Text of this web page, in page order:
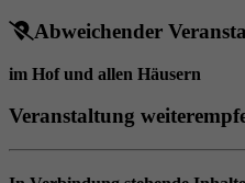
Abweichender
im Hof und allen Häusern
Veranstaltung